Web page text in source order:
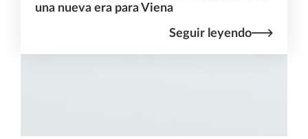
una nueva era para Viena
Seguir leyendo